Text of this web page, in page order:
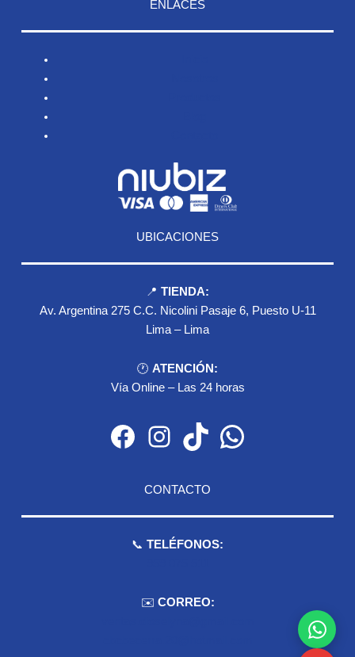
ENLACES
UBICACIONES
📍 TIENDA:
Av. Argentina 275 C.C. Nicolini Pasaje 6, Puesto U-11
Lima – Lima
🕐 ATENCIÓN:
Vía Online – Las 24 horas
Facebook Instagram TikTok WhatsApp
CONTACTO
📞 TELÉFONOS:
✉️ CORREO: